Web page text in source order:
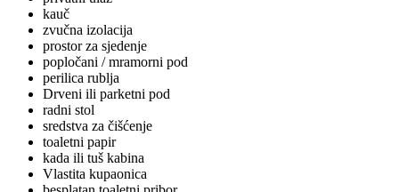
kauč
zvučna izolacija
prostor za sjedenje
popločani / mramorni pod
perilica rublja
Drveni ili parketni pod
radni stol
sredstva za čišćenje
toaletni papir
kada ili tuš kabina
Vlastita kupaonica